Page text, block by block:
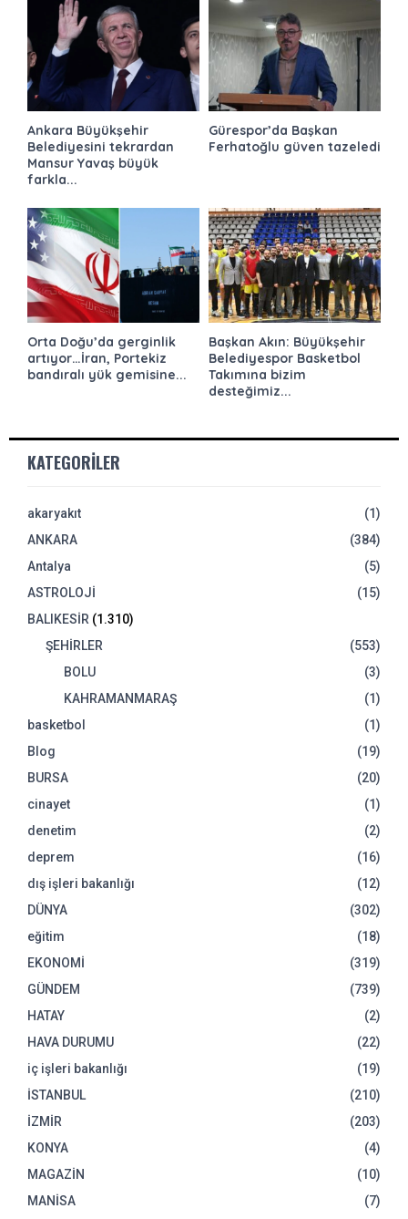
Ankara Büyükşehir
Belediyesini tekrardan
Mansur Yavaş büyük
farkla...
Gürespor’da Başkan
Ferhatoğlu güven tazeledi
Orta Doğu’da gerginlik
artıyor…İran, Portekiz
bandıralı yük gemisine...
Başkan Akın: Büyükşehir
Belediyespor Basketbol
Takımına bizim
desteğimiz...
KATEGORILER
akaryakıt
(1)
ANKARA
(384)
Antalya
(5)
ASTROLOJİ
(15)
BALIKESİR (1.310)
ŞEHİRLER
(553)
BOLU
(3)
KAHRAMANMARAŞ
(1)
basketbol
(1)
Blog
(19)
BURSA
(20)
cinayet
(1)
denetim
(2)
deprem
(16)
dış işleri bakanlığı
(12)
DÜNYA
(302)
eğitim
(18)
EKONOMİ
(319)
GÜNDEM
(739)
HATAY
(2)
HAVA DURUMU
(22)
iç işleri bakanlığı
(19)
İSTANBUL
(210)
İZMİR
(203)
KONYA
(4)
MAGAZİN
(10)
MANİSA
(7)